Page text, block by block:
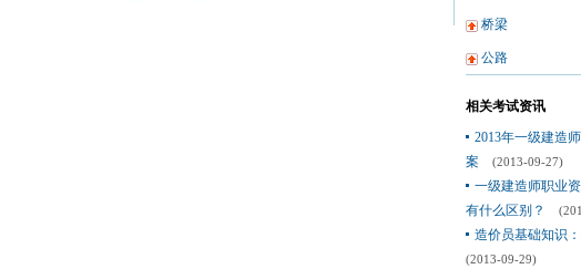
桥梁
公路
相关考试资讯
2013年一级建造
案
(2013-09-27)
一级建造师职业
有什么区别？
造价员基础知识
(2013-09-29)